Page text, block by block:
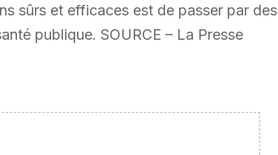
sûrs et efficaces est de passer par des
publique. SOURCE – La Presse